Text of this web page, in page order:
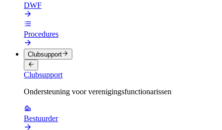
DWF
Procedures
Clubsupport
Clubsupport
Ondersteuning voor verenigingsfunctionarissen
Bestuurder